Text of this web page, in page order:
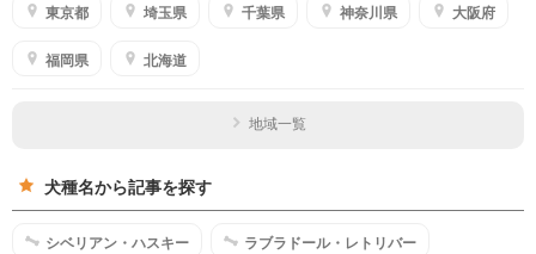
東京都 埼玉県 千葉県 神奈川県 大阪府
福岡県 北海道
地域一覧
犬種名から記事を探す
シベリアン・ハスキー ラブラドール・レトリバー